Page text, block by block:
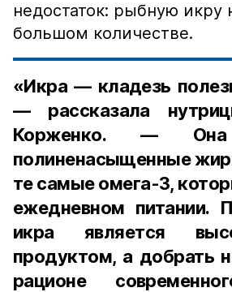
недостаток: рыбную икру
большом количестве.
«Икра — кладезь
— рассказала
Корженко. — Она
полиненасыщенные
те самые омега-3,
ежедневном питании.
икра является
продуктом, а добрать
рационе